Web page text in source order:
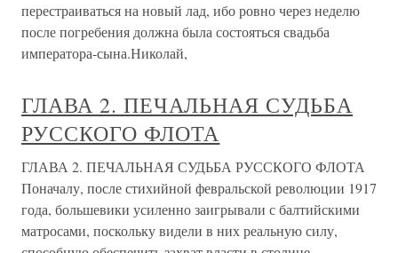
перестраиваться на новый лад, ибо ровно через неделю
после погребения должна была состояться свадьба
императора-сына.Николай,
ГЛАВА 2. ПЕЧАЛЬНАЯ СУДЬБА
РУССКОГО ФЛОТА
ГЛАВА 2. ПЕЧАЛЬНАЯ СУДЬБА РУССКОГО ФЛОТА
Поначалу, после стихийной февральской революции 1917
года, большевики усиленно заигрывали с балтийскими
матросами, поскольку видели в них реальную силу,